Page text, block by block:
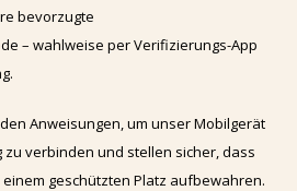
bevorzugte
– wahlweise per Verifizierungs-App
Anweisungen, um unser Mobilgerät
verbinden und stellen sicher, dass
geschützten Platz aufbewahren.